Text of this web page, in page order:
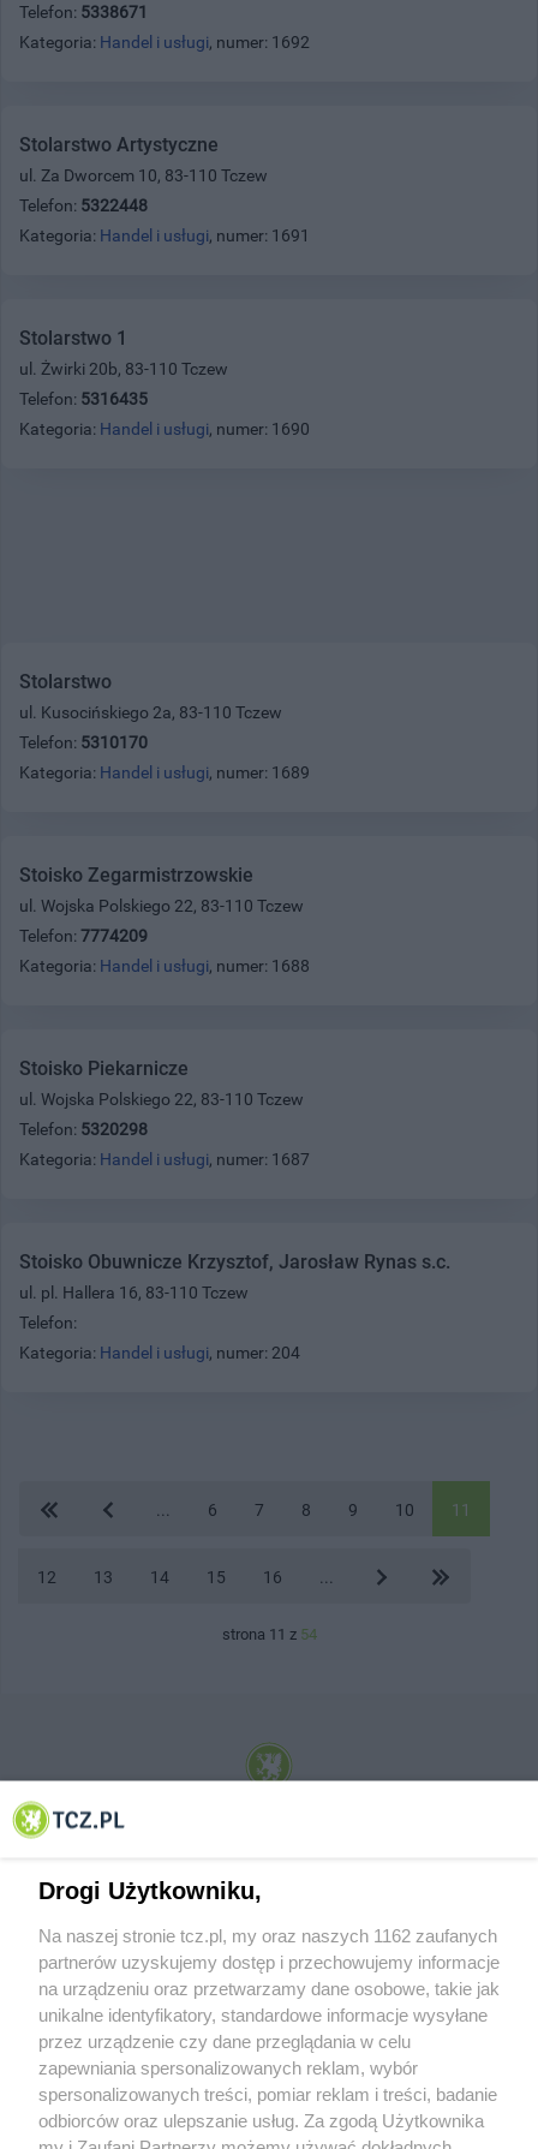
Telefon: 5338671
Kategoria: Handel i usługi, numer: 1692
Stolarstwo Artystyczne
ul. Za Dworcem 10, 83-110 Tczew
Telefon: 5322448
Kategoria: Handel i usługi, numer: 1691
Stolarstwo 1
ul. Żwirki 20b, 83-110 Tczew
Telefon: 5316435
Kategoria: Handel i usługi, numer: 1690
Stolarstwo
ul. Kusocińskiego 2a, 83-110 Tczew
Telefon: 5310170
Kategoria: Handel i usługi, numer: 1689
Stoisko Zegarmistrzowskie
ul. Wojska Polskiego 22, 83-110 Tczew
Telefon: 7774209
Kategoria: Handel i usługi, numer: 1688
Stoisko Piekarnicze
ul. Wojska Polskiego 22, 83-110 Tczew
Telefon: 5320298
Kategoria: Handel i usługi, numer: 1687
Stoisko Obuwnicze Krzysztof, Jarosław Rynas s.c.
ul. pl. Hallera 16, 83-110 Tczew
Telefon:
Kategoria: Handel i usługi, numer: 204
6 7 8 9 10 11
12 13 14 15 16
strona 11 z 54
© 2001-2026 Tczew - TCZ.PL Sp. z o.o. Internetowy Serwis Informacyjny Miasta
O FIRMIE POLITYKA PRYWATNOŚCI HOSTING
REKLAMA WSPÓŁPRACA RSS FACEBOOK KONTAKT
Drogi Użytkowniku,
Na naszej stronie tcz.pl, my oraz naszych 1162 zaufanych
partnerów uzyskujemy dostęp i przechowujemy informacje
na urządzeniu oraz przetwarzamy dane osobowe, takie jak
unikalne identyfikatory, standardowe informacje wysyłane
przez urządzenie czy dane przeglądania w celu
zapewniania spersonalizowanych reklam, wybór
spersonalizowanych treści, pomiar reklam i treści, badanie
odbiorców oraz ulepszanie usług. Za zgodą Użytkownika